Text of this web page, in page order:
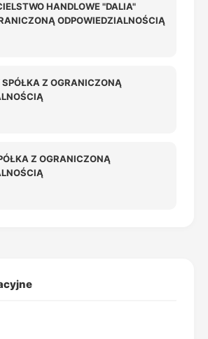
HANDLOWE "DALIA"
ODPOWIEDZIALNOŚCIĄ
Z OGRANICZONĄ
Z OGRANICZONĄ